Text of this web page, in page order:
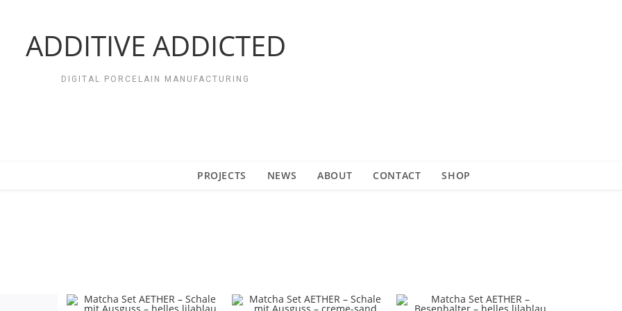
ADDITIVE ADDICTED
DIGITAL PORCELAIN MANUFACTURING
PROJECTS NEWS ABOUT CONTACT SHOP